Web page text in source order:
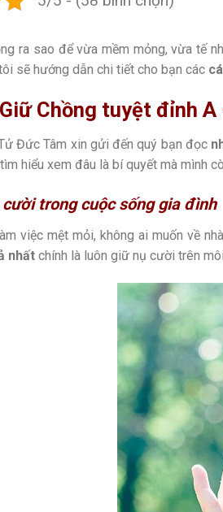
ra sao để vừa mềm mỏng, vừa tế
sẽ hướng dẫn chi tiết cho bạn các
Chồng tuyệt đỉnh A
Đức Tâm xin gửi đến quý bạn đọc
hiểu xem đâu là bí quyết mà mình
trong cuộc sống gia đình
việc mệt mỏi, không ai muốn về
nhất chính là luôn giữ nụ cười trên